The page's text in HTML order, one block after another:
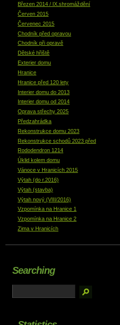
Březen 2014 / IX.shromáždění
Červen 2015
Červenec 2015
Chodník před opravou
Chodník při opravě
Dětské hřiště
Exterier domu
Hranice
Hranice před 120 lety
Interier domu do 2013
Interier domu od 2014
Oprava střechy 2025
Předzahrádka
Rekonstrukce domu 2023
Rekonstrukce schodů 2023 před
Rododendron 1214
Úklid kolem domu
Vánoce v Hranicích 2015
Výtah (do r.2016)
Výtah (stavba)
Výtah nový (VIII/2016)
Vzpomínka na Hranice 1
Vzpomínka na Hranice 2
Zima v Hranicích
Searching